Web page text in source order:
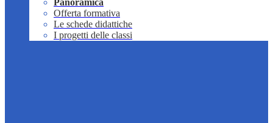
Panoramica
Offerta formativa
Le schede didattiche
I progetti delle classi